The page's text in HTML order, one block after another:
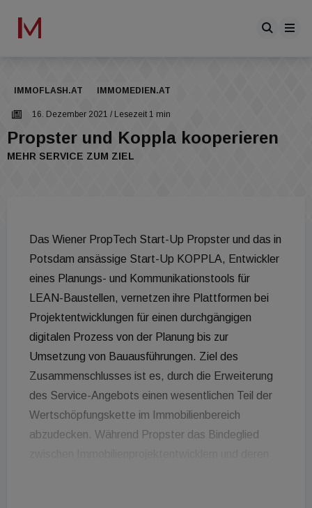
IMMOFLASH.AT IMMOMEDIEN.AT
16. Dezember 2021 / Lesezeit 1 min
Propster und Koppla kooperieren
MEHR SERVICE ZUM ZIEL
Das Wiener PropTech Start-Up Propster und das in
Potsdam ansässige Start-Up KOPPLA, Entwickler
eines Planungs- und Kommunikationstools für
LEAN-Baustellen, vernetzen ihre Plattformen bei
Projektentwicklungen für einen durchgängigen
digitalen Prozess von der Planung bis zur
Umsetzung von Bauausführungen. Ziel des
Zusammenschlusses ist es, durch die Erweiterung
des Service-Angebots einen wesentlichen Teil der
Wertschöpfungskette im Immobilienbereich
abzudecken. Während Propster das Bindeglied